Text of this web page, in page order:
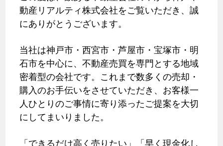
動産リアルティ株式会社をご覧いただき、誠
にありがとうございます。
当社は神戸市・西宮市・芦屋市・宝塚市・明
石市を中心に、不動産売買を専門とする地域
密着型の会社です。これまで数多くの売却・
購入のお手伝いをさせていただき、お客様一
人ひとりのご事情に寄り添ったご提案を大切
にしてまいりました。
「できるだけ高く売りたい」「早く現金化し